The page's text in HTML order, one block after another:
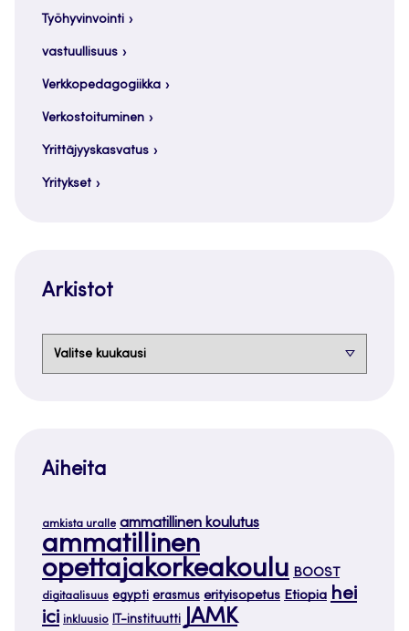
Työhyvinvointi
vastuullisuus
Verkkopedagogiikka
Verkostoituminen
Yrittäjyyskasvatus
Yritykset
Arkistot
Aiheita
amkista uralle ammatillinen koulutus
ammatillinen
opettajakorkeakoulu BOOST
digitaalisuus egypti erasmus erityisopetus Etiopia hei
ici inkluusio IT-instituutti JAMK